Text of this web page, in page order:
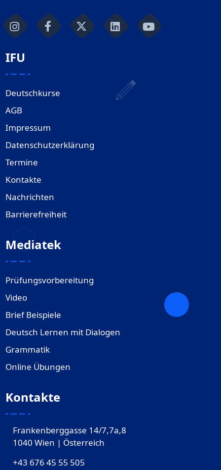
IFU
Deutschkurse
AGB
Impressum
Datenschutzerklärung
Termine
Kontakte
Nachrichten
Barrierefreiheit
Mediatek
Prüfungsvorbereitung
Video
Brief Beispiele
Deutsch Lernen mit Dialogen
Grammatik
Online Übungen
Kontakte
Frankenberggasse 14/7,7a,8
1040 Wien | Österreich
+43 676 45 55 505